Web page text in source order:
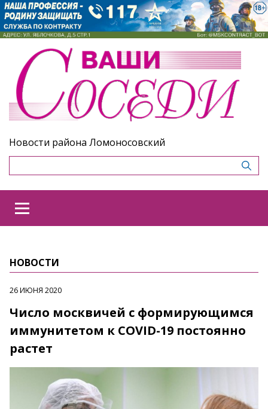
Новости района Ломоносовский
НОВОСТИ
26 ИЮНЯ 2020
Число москвичей с формирующимся
иммунитетом к COVID-19 постоянно
растет